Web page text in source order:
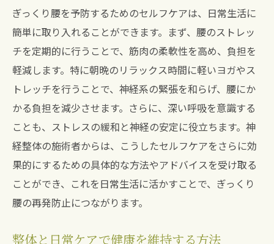
ぎっくり腰を予防するためのセルフケアは、日常生活に
簡単に取り入れることができます。まず、腰のストレッ
チを定期的に行うことで、筋肉の柔軟性を高め、負担を
軽減します。特に朝晩のリラックス時間に軽いヨガやス
トレッチを行うことで、神経系の緊張を和らげ、腰にか
かる負担を減少させます。さらに、深い呼吸を意識する
ことも、ストレスの緩和と神経の安定に役立ちます。神
経整体の施術者からは、こうしたセルフケアをさらに効
果的にするための具体的な方法やアドバイスを受け取る
ことができ、これを日常生活に活かすことで、ぎっくり
腰の再発防止につながります。
整体と日常ケアで健康を維持する方法